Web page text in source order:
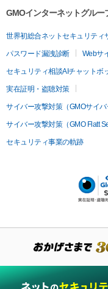
GMOインターネットグル
世界初総合ネットセキュリティ
パスワード漏洩診断 Webサ
セキュリティ相談AIチャットボ
実在証明・盗聴対策
サイバー攻撃対策（GMOサイバ
サイバー攻撃対策（GMO Flatt
セキュリティ事業の軌跡